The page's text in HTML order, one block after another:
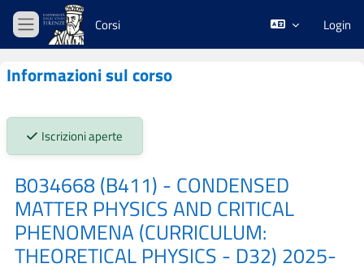
Vai al contenuto principale
Pannello laterale
Corsi Login
Informazioni sul corso
Stato iscrizioni:
Iscrizioni aperte
B034668 (B411) - CONDENSED
MATTER PHYSICS AND CRITICAL
PHENOMENA (CURRICULUM:
THEORETICAL PHYSICS - D32) 2025-